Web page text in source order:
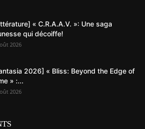
« C.R.A.A.V. »: Une saga
qui décoiffe!
2026
2026] « Bliss: Beyond the Edge of
» :...
2026